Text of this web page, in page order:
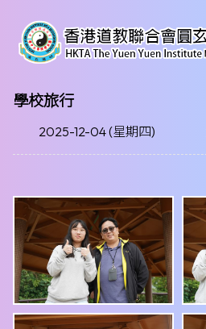
學校旅行
2025-12-04 (星期四)